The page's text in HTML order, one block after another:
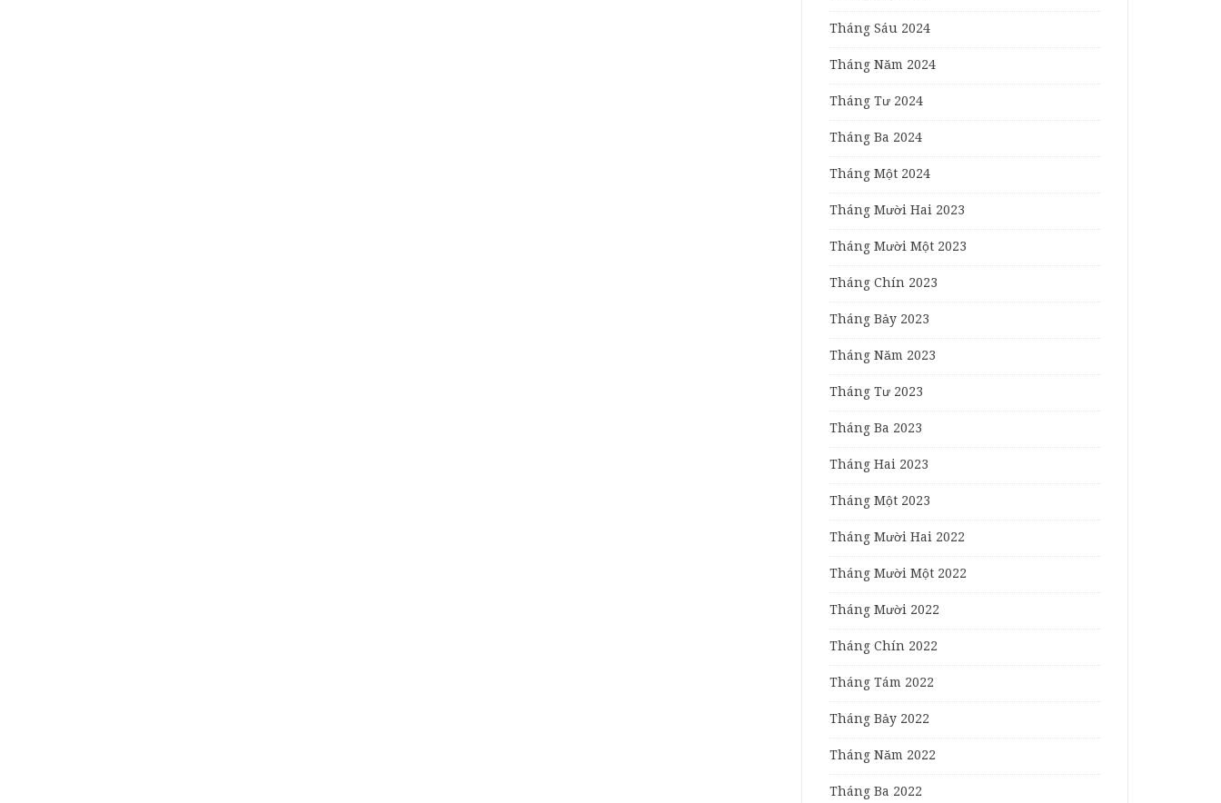
Tháng Sáu 2024
Tháng Năm 2024
Tháng Tư 2024
Tháng Ba 2024
Tháng Một 2024
Tháng Mười Hai 2023
Tháng Mười Một 2023
Tháng Chín 2023
Tháng Bảy 2023
Tháng Năm 2023
Tháng Tư 2023
Tháng Ba 2023
Tháng Hai 2023
Tháng Một 2023
Tháng Mười Hai 2022
Tháng Mười Một 2022
Tháng Mười 2022
Tháng Chín 2022
Tháng Tám 2022
Tháng Bảy 2022
Tháng Năm 2022
Tháng Ba 2022